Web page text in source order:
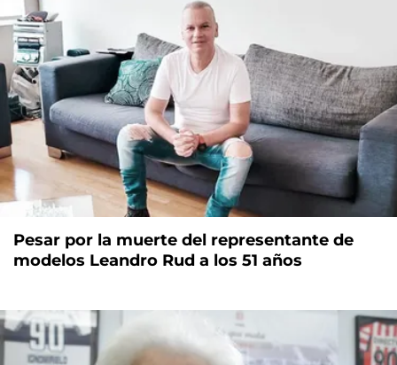
Pesar por la muerte del representante de
modelos Leandro Rud a los 51 años